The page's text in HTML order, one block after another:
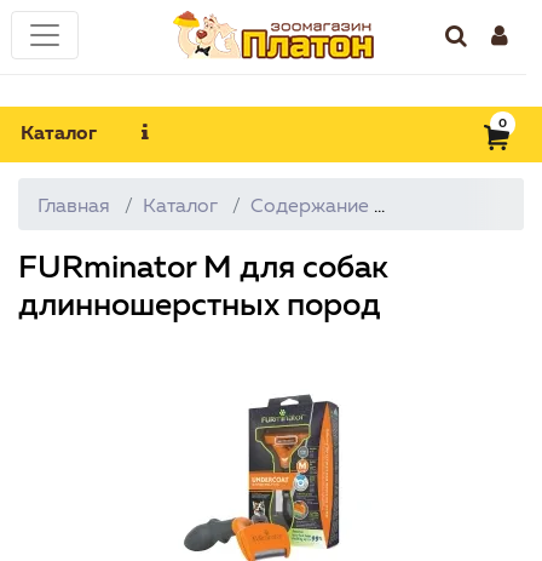
Каталог
0
Главная Каталог Содержание
FURminator M для собак
длинношерстных пород